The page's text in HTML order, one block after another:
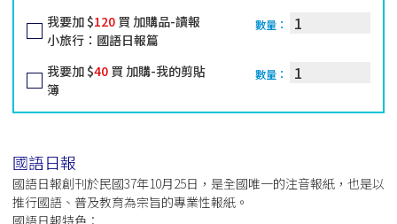
我要加 $120 買 加購品-讀報
小旅行：國語日報篇
數量：
我要加 $40 買 加購-我的剪貼
簿
數量：
國語日報
國語日報創刊於民國37年10月25日，是全國唯一的注音報紙，也是以
推行國語、普及教育為宗旨的專業性報紙。
國語日報特色：